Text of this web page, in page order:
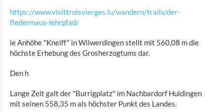
Shopping
Mobilität in Troisvierges
Fahrrad Vermietung
Indoor Aktivitäten
https://www.visittroisvierges.lu/wandern/trails/der-
fledermaus-lehrpfad/
ie Anhöhe "Kneiff" in Wilwerdingen stellt mit 560,08 m die
höchste Erhebung des Grosherzogtums dar.
Den h
Lange Zeit galt der "Burrigplatz" im Nachbardorf Huldingen
mit seinen 558,35 m als höchster Punkt des Landes.